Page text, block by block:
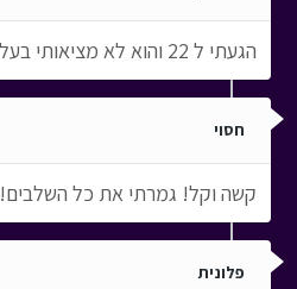
הגעתי ל 22 והוא לא מציאותי בעליל למה כל כך קשה?
חסוי
קשה וקל! גמרתי את כל השלבים!
פלונית